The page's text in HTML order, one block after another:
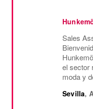
Sales
el sector
moda y
Juntos
Sevilla,